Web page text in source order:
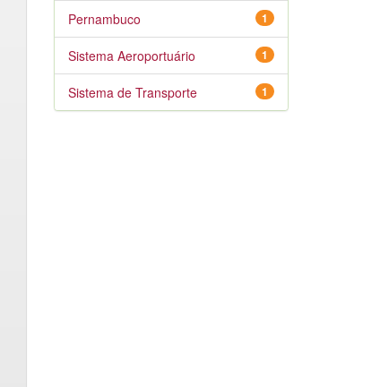
1
Pernambuco
1
Sistema Aeroportuário
1
Sistema de Transporte